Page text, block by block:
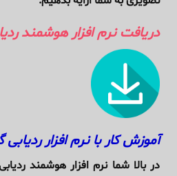
دریافت نرم افزار هوشمند
آموزش کار با نرم افزار
در بالا شما نرم افزار هوشمند